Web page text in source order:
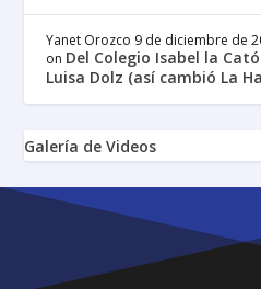
Yanet Orozco 9 de diciembre de
on Del Colegio Isabel la
Luisa Dolz (así cambió La
Galería de Videos